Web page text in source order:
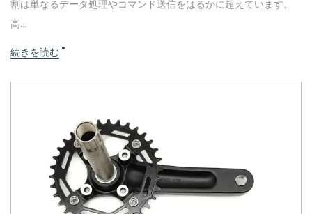
割は単なるデータ処理やコマンド送信をはるかに超えています。
高...
続きを読む